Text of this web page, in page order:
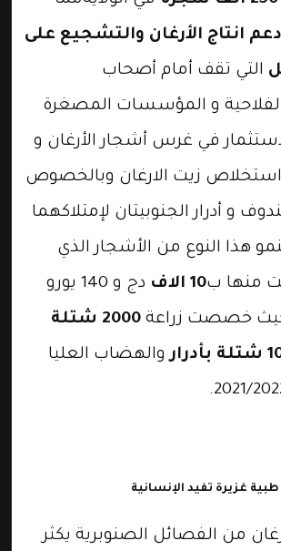
دعم انتاج الأرغان والتشجيع على
التي تقف أمام أصحاب
و المؤسسات المصغرة
في غرس أشجار الأرغان و
استخلاص زيت الارغان وبالخصوص
و أدرار الجنوبيتان لإمتلاكهما
هذا النوع من الأشجار الذي
منها ب10 الاف
دج و 140 يورو
، حيث خصصت زراعة
2000 شتلة
والهضاب العليا
غزيرة تفيد الإنسانية
من الفصائل الصنوبرية يكثر